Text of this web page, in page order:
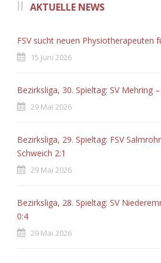
AKTUELLE NEWS
FSV sucht neuen Physiotherapeuten
15 Juni 2026
Bezirksliga, 30. Spieltag: SV Mehring
29 Mai 2026
Bezirksliga, 29. Spieltag: FSV
Schweich 2:1
29 Mai 2026
Bezirksliga, 28. Spieltag: SV
0:4
29 Mai 2026